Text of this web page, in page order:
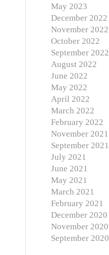
May 2023
December 2022
November 2022
October 2022
September 2022
August 2022
June 2022
May 2022
April 2022
March 2022
February 2022
November 2021
September 2021
July 2021
June 2021
May 2021
March 2021
February 2021
December 2020
November 2020
September 2020